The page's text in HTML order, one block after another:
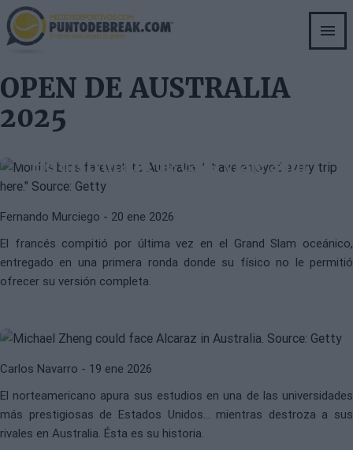
Skip
to
main
OPEN DE AUSTRALIA
2025
ATPGAEL MONFILS
“He disfrutado de cada viaje aquí”
Fernando Murciego - 20 ene 2026
El francés compitió por última vez en el Grand Slam oceánico,
entregado en una primera ronda donde su físico no le permitió
ofrecer su versión completa.
ATP
Michael Zheng, de la lvy League a
dejar su huella en Melbourne: la
Carlos Navarro - 19 ene 2026
El norteamericano apura sus estudios en una de las universidades
más prestigiosas de Estados Unidos... mientras destroza a sus
rivales en Australia. Ésta es su historia.
ATPALEJANDRO DAVIDOVICH
Davidovich, sobre su relación con